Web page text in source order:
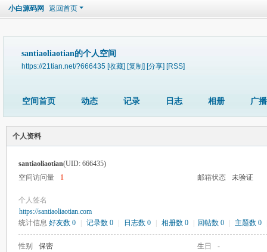
小白源码网 返回首页
santiaoliaotian的个人空间
https://21tian.net/?666435 [收藏] [复制] [分享] [RSS]
空间首页 动态 记录 日志 相册 广播
个人资料
santiaoliaotian(UID: 666435)
空间访问量
1 邮箱状态 未验证
个人签名
https://santiaoliaotian.com
统计信息 好友数 0 记录数 0 日志数 0 相册数 0 回帖数 0 主题数 0
性别 保密 生日 -